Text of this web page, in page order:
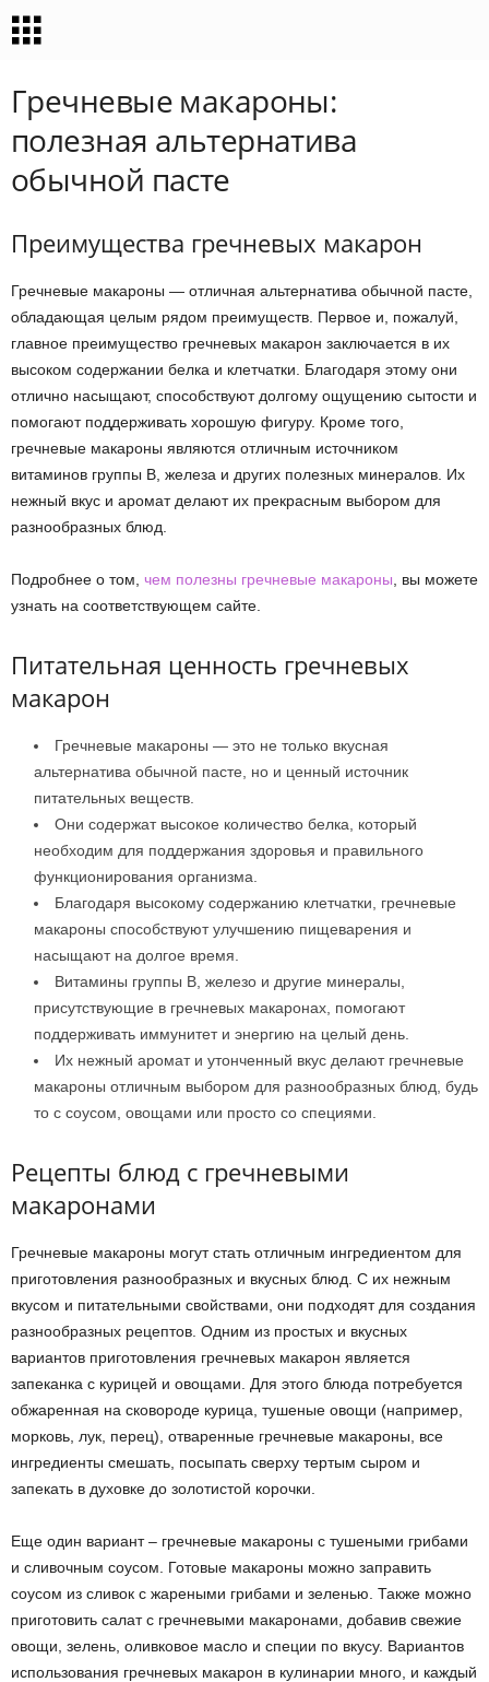
Гречневые макароны:
полезная альтернатива
обычной пасте
Преимущества гречневых макарон
Гречневые макароны — отличная альтернатива обычной пасте,
обладающая целым рядом преимуществ. Первое и, пожалуй,
главное преимущество гречневых макарон заключается в их
высоком содержании белка и клетчатки. Благодаря этому они
отлично насыщают, способствуют долгому ощущению сытости и
помогают поддерживать хорошую фигуру. Кроме того,
гречневые макароны являются отличным источником
витаминов группы В, железа и других полезных минералов. Их
нежный вкус и аромат делают их прекрасным выбором для
разнообразных блюд.
Подробнее о том, чем полезны гречневые макароны , вы можете
узнать на соответствующем сайте.
Питательная ценность гречневых
макарон
Гречневые макароны — это не только вкусная
альтернатива обычной пасте, но и ценный источник
питательных веществ.
Они содержат высокое количество белка, который
необходим для поддержания здоровья и правильного
функционирования организма.
Благодаря высокому содержанию клетчатки, гречневые
макароны способствуют улучшению пищеварения и
насыщают на долгое время.
Витамины группы В, железо и другие минералы,
присутствующие в гречневых макаронах, помогают
поддерживать иммунитет и энергию на целый день.
Их нежный аромат и утонченный вкус делают гречневые
макароны отличным выбором для разнообразных блюд, будь
то с соусом, овощами или просто со специями.
Рецепты блюд с гречневыми
макаронами
Гречневые макароны могут стать отличным ингредиентом для
приготовления разнообразных и вкусных блюд. С их нежным
вкусом и питательными свойствами, они подходят для создания
разнообразных рецептов. Одним из простых и вкусных
вариантов приготовления гречневых макарон является
запеканка с курицей и овощами. Для этого блюда потребуется
обжаренная на сковороде курица, тушеные овощи (например,
морковь, лук, перец), отваренные гречневые макароны, все
ингредиенты смешать, посыпать сверху тертым сыром и
запекать в духовке до золотистой корочки.
Еще один вариант – гречневые макароны с тушеными грибами
и сливочным соусом. Готовые макароны можно заправить
соусом из сливок с жареными грибами и зеленью. Также можно
приготовить салат с гречневыми макаронами, добавив свежие
овощи, зелень, оливковое масло и специи по вкусу. Вариантов
использования гречневых макарон в кулинарии много, и каждый